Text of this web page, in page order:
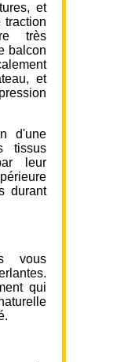
et
très
balcon
et
d'une
tissus
leur
durant
vous
qui